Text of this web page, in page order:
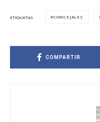
ETIQUETAS CONCEJALES
COMPARTIR